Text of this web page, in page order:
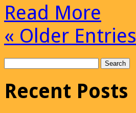
Read More
« Older Entries
Recent Posts